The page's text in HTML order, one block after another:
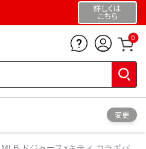
詳しくは
こちら
0
変更